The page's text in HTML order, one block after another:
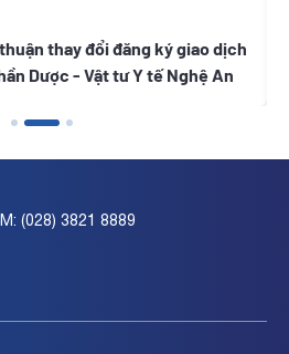
thay đổi đăng ký giao dịch
Dược - Vật tư Y tế Nghệ An
(028) 3821 8889